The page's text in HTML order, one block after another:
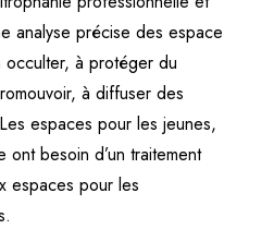
analyse précise des espace
à protéger du
à diffuser des
espaces pour les jeunes,
besoin d’un traitement
espaces pour les